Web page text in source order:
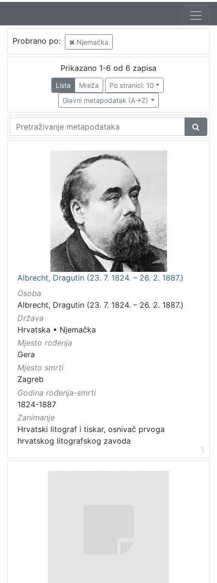
Probrano po: Njemačka
Prikazano 1-6 od 6 zapisa
Lista Mreža
Po stranici: 10
Glavni metapodatak (A->Z)
Albrecht, Dragutin (23. 7. 1824. – 26. 2. 1887.)
Osoba
Albrecht, Dragutin (23. 7. 1824. – 26. 2. 1887.)
Država
Hrvatska • Njemačka
Mjesto rođenja
Gera
Mjesto smrti
Zagreb
Godina rođenja-smrti
1824-1887
Zanimanje
Hrvatski litograf i tiskar, osnivač prvoga
hrvatskog litografskog zavoda
1